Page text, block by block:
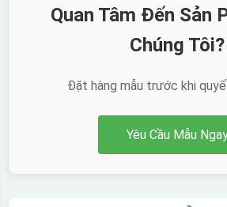
Quan Tâm Đến Sản
Chúng Tôi?
Đặt hàng mẫu trước khi
Yêu Cầu Mẫu